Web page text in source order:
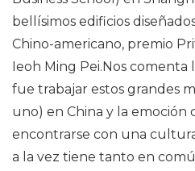
bellísimos edificios
Chino-americano, premio
Ieoh Ming Pei.Nos comenta
fue trabajar estos grandes
uno) en China y la emoción
encontrarse con una
a la vez tiene tanto en